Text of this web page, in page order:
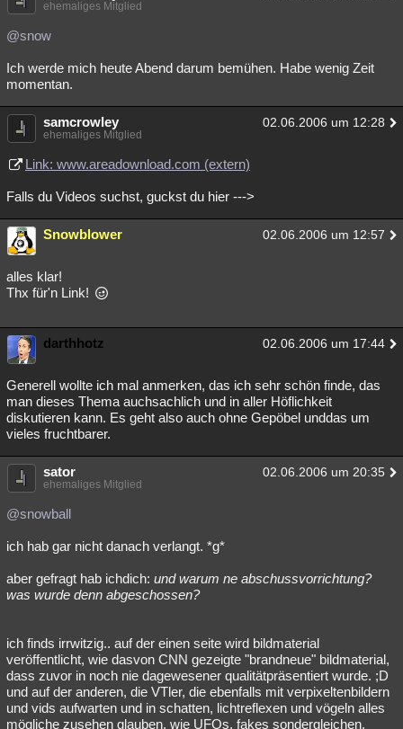
ehemaliges Mitglied
@snow
Ich werde mich heute Abend darum bemühen. Habe wenig Zeit
momentan.
samcrowley 02.06.2006 um 12:28
ehemaliges Mitglied
Link: www.areadownload.com (extern)
Falls du Videos suchst, guckst du hier --->
Snowblower 02.06.2006 um 12:57
alles klar!
Thx für'n Link!
darthhotz 02.06.2006 um 17:44
Generell wollte ich mal anmerken, das ich sehr schön finde, das
man dieses Thema auchsachlich und in aller Höflichkeit
diskutieren kann. Es geht also auch ohne Gepöbel unddas um
vieles fruchtbarer.
sator 02.06.2006 um 20:35
ehemaliges Mitglied
@snowball
ich hab gar nicht danach verlangt. *g*
aber gefragt hab ichdich: und warum ne abschussvorrichtung?
was wurde denn abgeschossen?
ich finds irrwitzig.. auf der einen seite wird bildmaterial
veröffentlicht, wie dasvon CNN gezeigte "brandneue" bildmaterial,
dass zuvor in noch nie dagewesener qualitätpräsentiert wurde. ;D
und auf der anderen, die VTler, die ebenfalls mit verpixeltenbildern
und vids aufwarten und in schatten, lichtreflexen und vögeln alles
mögliche zusehen glauben, wie UFOs, fakes sondergleichen,